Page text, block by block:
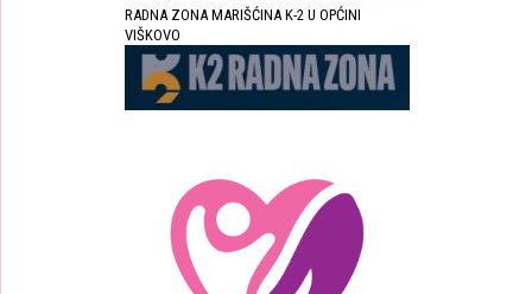
RADNA ZONA MARIŠĆINA K-2 U OPĆINI
VIŠKOVO